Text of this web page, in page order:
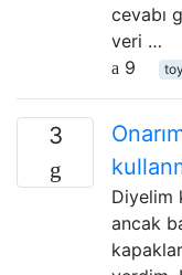
cevabı
veri …
9
3
Diyelim
ancak